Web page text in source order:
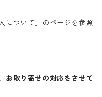
について」
のページを参照
お取り寄せの対応をさせて